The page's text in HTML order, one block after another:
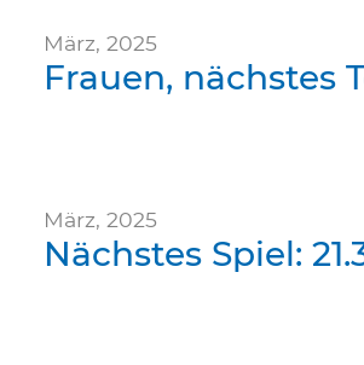
März, 2025
Frauen, nächstes
März, 2025
Nächstes Spiel: